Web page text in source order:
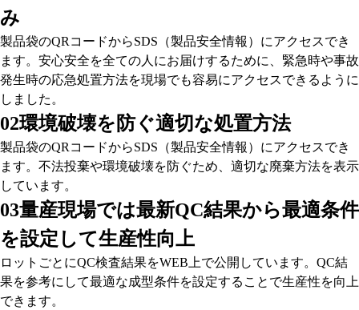
み
製品袋のQRコードからSDS（製品安全情報）にアクセスでき
ます。安心安全を全ての人にお届けするために、緊急時や事故
発生時の応急処置方法を現場でも容易にアクセスできるように
しました。
02環境破壊を防ぐ適切な処置方法
製品袋のQRコードからSDS（製品安全情報）にアクセスでき
ます。不法投棄や環境破壊を防ぐため、適切な廃棄方法を表示
しています。
03量産現場では最新QC結果から最適条件
を設定して生産性向上
ロットごとにQC検査結果をWEB上で公開しています。QC結
果を参考にして最適な成型条件を設定することで生産性を向上
できます。